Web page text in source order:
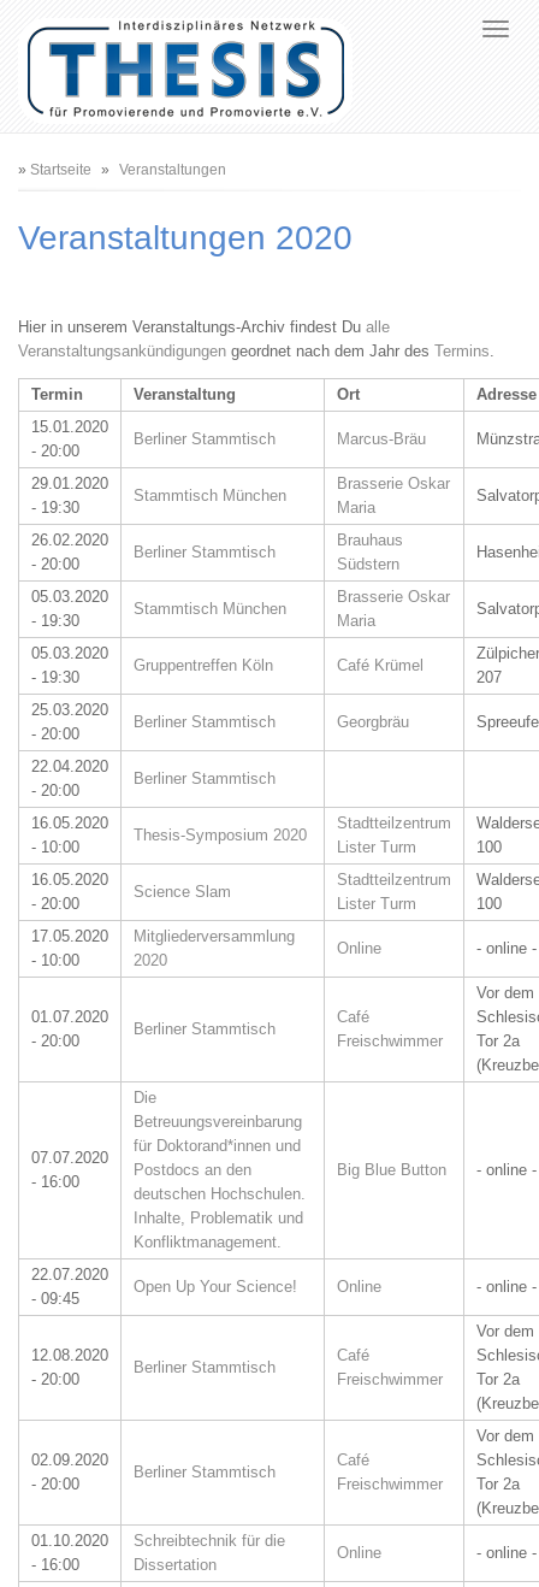
Pfadnavigation
Startseite Veranstaltungen
Veranstaltungen 2020
Hier in unserem Veranstaltungs-Archiv findest Du alle
Veranstaltungsankündigungen geordnet nach dem Jahr des Termins.
Termin Veranstaltung Ort
Adresse
15.01.2020
- 20:00
Berliner Stammtisch Marcus-Bräu
29.01.2020
- 19:30
Stammtisch München
Brasserie Oskar
Maria
26.02.2020
- 20:00
Berliner Stammtisch
Brauhaus
Südstern
05.03.2020
- 19:30
Stammtisch München
Brasserie Oskar
Maria
05.03.2020
- 19:30
Gruppentreffen Köln Café Krümel
207
25.03.2020
- 20:00
Berliner Stammtisch Georgbräu
22.04.2020
- 20:00
Berliner Stammtisch
16.05.2020
- 10:00
Thesis-Symposium 2020
Stadtteilzentrum
Lister Turm
100
16.05.2020
- 20:00
Science Slam
Stadtteilzentrum
Lister Turm
100
17.05.2020
- 10:00
Mitgliederversammlung
2020
Online - online -
01.07.2020
- 20:00
Berliner Stammtisch
Café
Freischwimmer
Vor dem
Tor 2a
07.07.2020
- 16:00
Die
Betreuungsvereinbarung
für Doktorand*innen und
Postdocs an den
deutschen Hochschulen.
Inhalte, Problematik und
Konfliktmanagement.
Big Blue Button - online -
22.07.2020
- 09:45
Open Up Your Science! Online - online -
12.08.2020
- 20:00
Berliner Stammtisch
Café
Freischwimmer
Vor dem
Tor 2a
02.09.2020
- 20:00
Berliner Stammtisch
Café
Freischwimmer
Vor dem
Tor 2a
01.10.2020
- 16:00
Schreibtechnik für die
Dissertation
Online - online -